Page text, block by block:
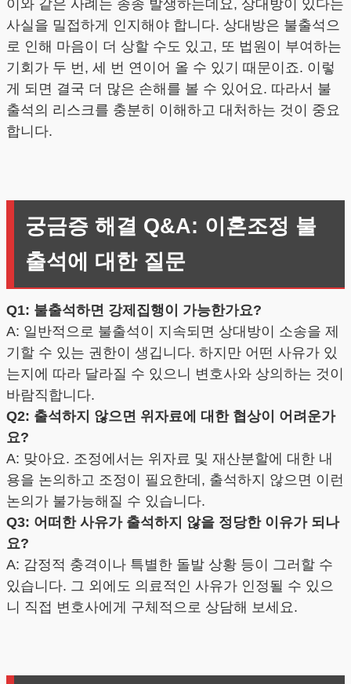
이와 같은 사례는 종종 발생하는데요, 상대방이 있다는
사실을 밀접하게 인지해야 합니다. 상대방은 불출석으
로 인해 마음이 더 상할 수도 있고, 또 법원이 부여하는
기회가 두 번, 세 번 연이어 올 수 있기 때문이죠. 이렇
게 되면 결국 더 많은 손해를 볼 수 있어요. 따라서 불
출석의 리스크를 충분히 이해하고 대처하는 것이 중요
합니다.
궁금증 해결 Q&A: 이혼조정 불
출석에 대한 질문
Q1: 불출석하면 강제집행이 가능한가요?
A: 일반적으로 불출석이 지속되면 상대방이 소송을 제
기할 수 있는 권한이 생깁니다. 하지만 어떤 사유가 있
는지에 따라 달라질 수 있으니 변호사와 상의하는 것이
바람직합니다.
Q2: 출석하지 않으면 위자료에 대한 협상이 어려운가
요?
A: 맞아요. 조정에서는 위자료 및 재산분할에 대한 내
용을 논의하고 조정이 필요한데, 출석하지 않으면 이런
논의가 불가능해질 수 있습니다.
Q3: 어떠한 사유가 출석하지 않을 정당한 이유가 되나
요?
A: 감정적 충격이나 특별한 돌발 상황 등이 그러할 수
있습니다. 그 외에도 의료적인 사유가 인정될 수 있으
니 직접 변호사에게 구체적으로 상담해 보세요.